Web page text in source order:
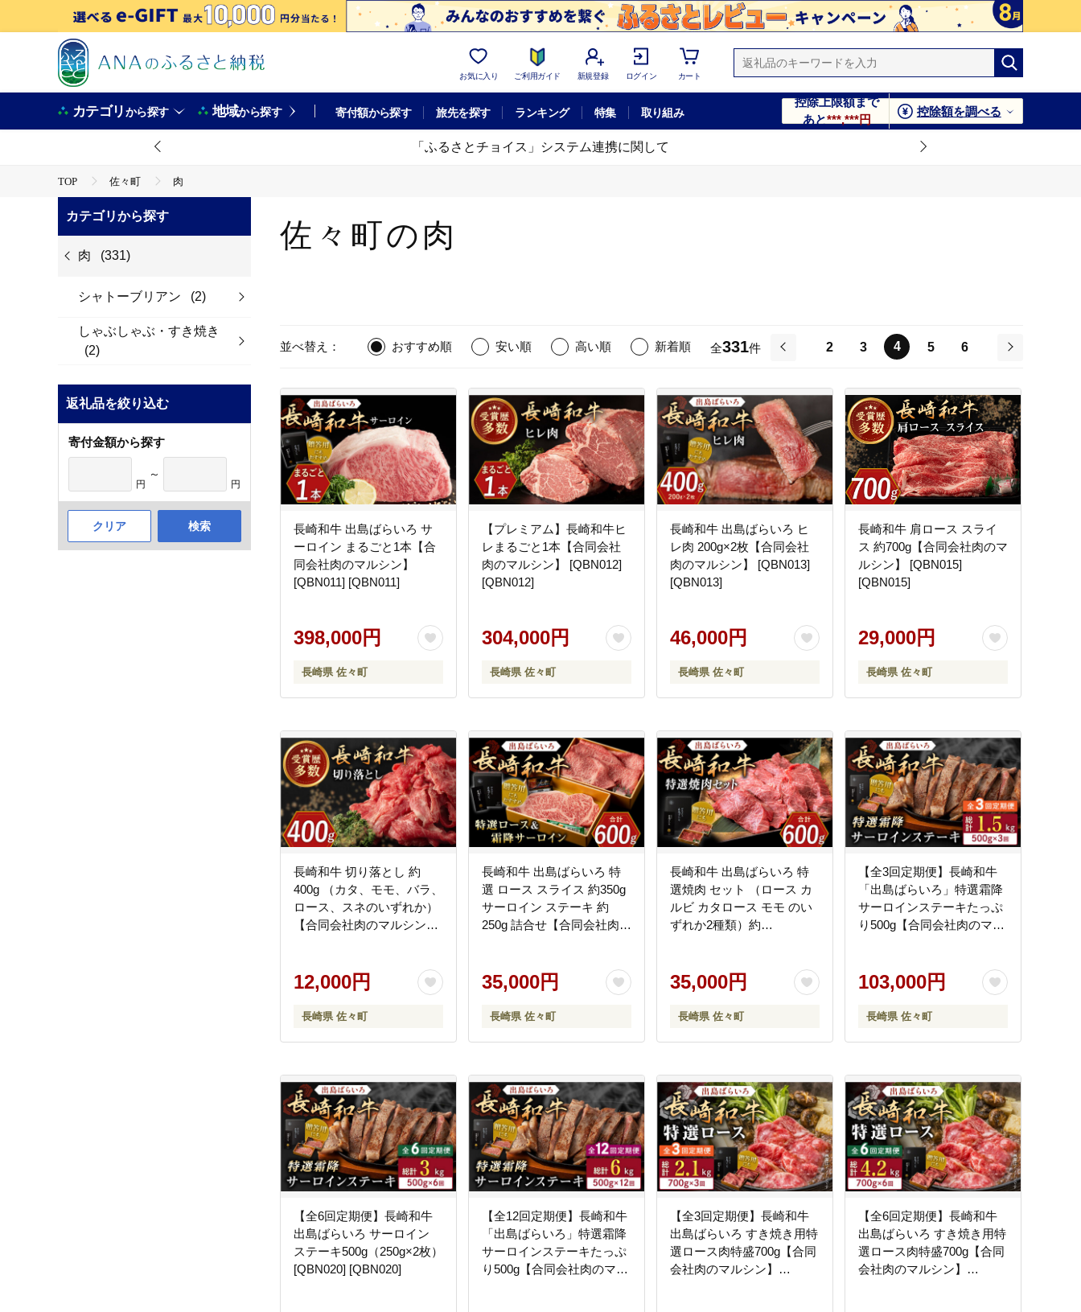
お気に入り ご利用ガイド 新規登録 ログイン カート
カテゴリから探す 地域から探す 寄付額から探す 旅先を探す ランキング 特集 取り組み
控除上限額まで
あと***,***円
控除額を調べる
「ふるさとチョイス」システム連携に関して
TOP 佐々町 肉
カテゴリから探す
肉 (331)
シャトーブリアン (2)
しゃぶしゃぶ・すき焼き
(2)
返礼品を絞り込む
寄付金額から探す
円
～
円
クリア 検索
佐々町の肉
並べ替え： おすすめ順 安い順 高い順 新着順 全331件
2 3 4 5
6
長崎和牛 出島ばらいろ サ
ーロイン まるごと1本【合
同会社肉のマルシン】
[QBN011] [QBN011]
398,000円
長崎県 佐々町
【プレミアム】長崎和牛ヒ
レまるごと1本【合同会社
肉のマルシン】 [QBN012]
[QBN012]
304,000円
長崎県 佐々町
長崎和牛 出島ばらいろ ヒ
レ肉 200g×2枚【合同会社
肉のマルシン】 [QBN013]
[QBN013]
46,000円
長崎県 佐々町
長崎和牛 肩ロース スライ
ス 約700g【合同会社肉のマ
ルシン】 [QBN015]
[QBN015]
29,000円
長崎県 佐々町
長崎和牛 切り落とし 約
400g （カタ、モモ、バラ、
ロース、スネのいずれか）
【合同会社肉のマルシン】
12,000円
長崎県 佐々町
長崎和牛 出島ばらいろ 特
選 ロース スライス 約350g
サーロイン ステーキ 約
250g 詰合せ【合同会社肉の
35,000円
長崎県 佐々町
長崎和牛 出島ばらいろ 特
選焼肉 セット （ロース カ
ルビ カタロース モモ のい
ずれか2種類）約
35,000円
長崎県 佐々町
【全3回定期便】長崎和牛
「出島ばらいろ」特選霜降
サーロインステーキたっぷ
り500g【合同会社肉のマル
103,000円
長崎県 佐々町
【全6回定期便】長崎和牛
出島ばらいろ サーロイン
ステーキ500g（250g×2枚）
[QBN020] [QBN020]
【全12回定期便】長崎和牛
「出島ばらいろ」特選霜降
サーロインステーキたっぷ
り500g【合同会社肉のマル
【全3回定期便】長崎和牛
出島ばらいろ すき焼き用特
選ロース肉特盛700g【合同
会社肉のマルシン】
【全6回定期便】長崎和牛
出島ばらいろ すき焼き用特
選ロース肉特盛700g【合同
会社肉のマルシン】